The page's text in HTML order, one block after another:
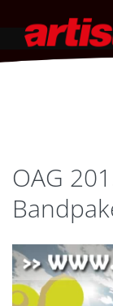
OAG